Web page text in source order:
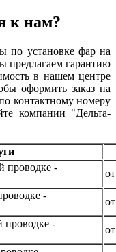
к нам?
по установке фар на
предлагаем гарантию
в нашем центре
оформить заказ на
контактному номеру
компании "Дельта-
проводке -
-
проводке -